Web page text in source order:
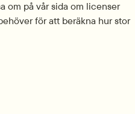
om på vår sida om licenser
för att beräkna hur stor